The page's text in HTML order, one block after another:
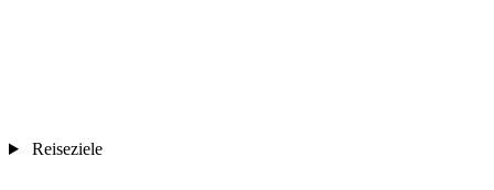
Reiseziele